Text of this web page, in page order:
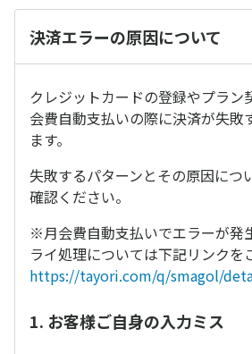
決済エラーの原因について
クレジットカードの登録やプラン
会費自動支払いの際に決済が失敗
ます。
失敗するパターンとその原因につ
確認ください。
※月会費自動支払いでエラーが発
ライ処理については下記リンクを
https://tayori.com/q/smagol/
1. お客様ご自身の入力ミス